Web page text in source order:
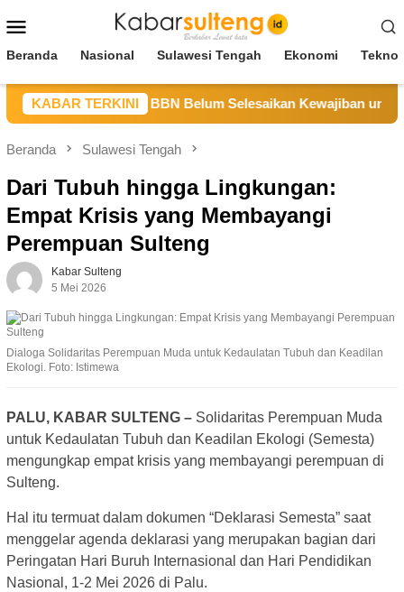
ke
Mobile
Beranda Nasional Sulawesi Tengah Ekonomi
KABAR TERKINI
Sebut CV BBN Belum Selesaikan Kewajiban untuk
Beranda Sulawesi Tengah
Dari Tubuh hingga Lingkungan:
Empat Krisis yang Membayangi
Perempuan Sulteng
Kabar Sulteng
5 Mei 2026
Dialoga Solidaritas Perempuan Muda untuk Kedaulatan Tubuh dan Keadilan
Ekologi. Foto: Istimewa
PALU, KABAR SULTENG – Solidaritas Perempuan Muda
untuk Kedaulatan Tubuh dan Keadilan Ekologi (Semesta)
mengungkap empat krisis yang membayangi perempuan di
Sulteng.
Hal itu termuat dalam dokumen “Deklarasi Semesta” saat
menggelar agenda deklarasi yang merupakan bagian dari
Peringatan Hari Buruh Internasional dan Hari Pendidikan
Nasional, 1-2 Mei 2026 di Palu.